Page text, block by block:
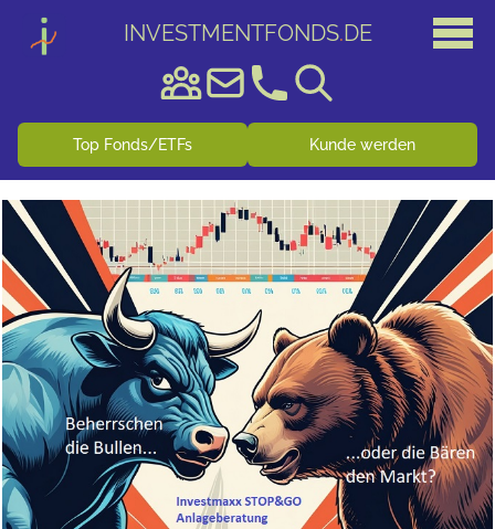
INVESTMENTFONDS.DE
Top Fonds/ETFs Kunde werden